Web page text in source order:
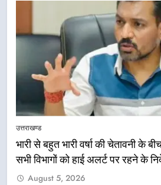
उत्तराखण्ड
भारी से बहुत भारी वर्षा की चेतावनी के
सभी विभागों को हाई अलर्ट पर रहने के
August 5, 2026
मुख्यमंत्री धामी
सीसीटीवी,
कांवड़ मार्ग
6